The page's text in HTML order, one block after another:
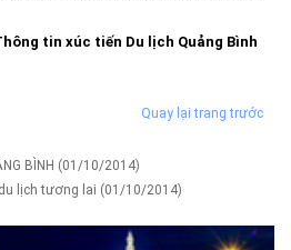
tin xúc tiến Du lịch Quảng Bình
Quay lại trang trước
BÌNH (01/10/2014)
lịch tương lai (01/10/2014)